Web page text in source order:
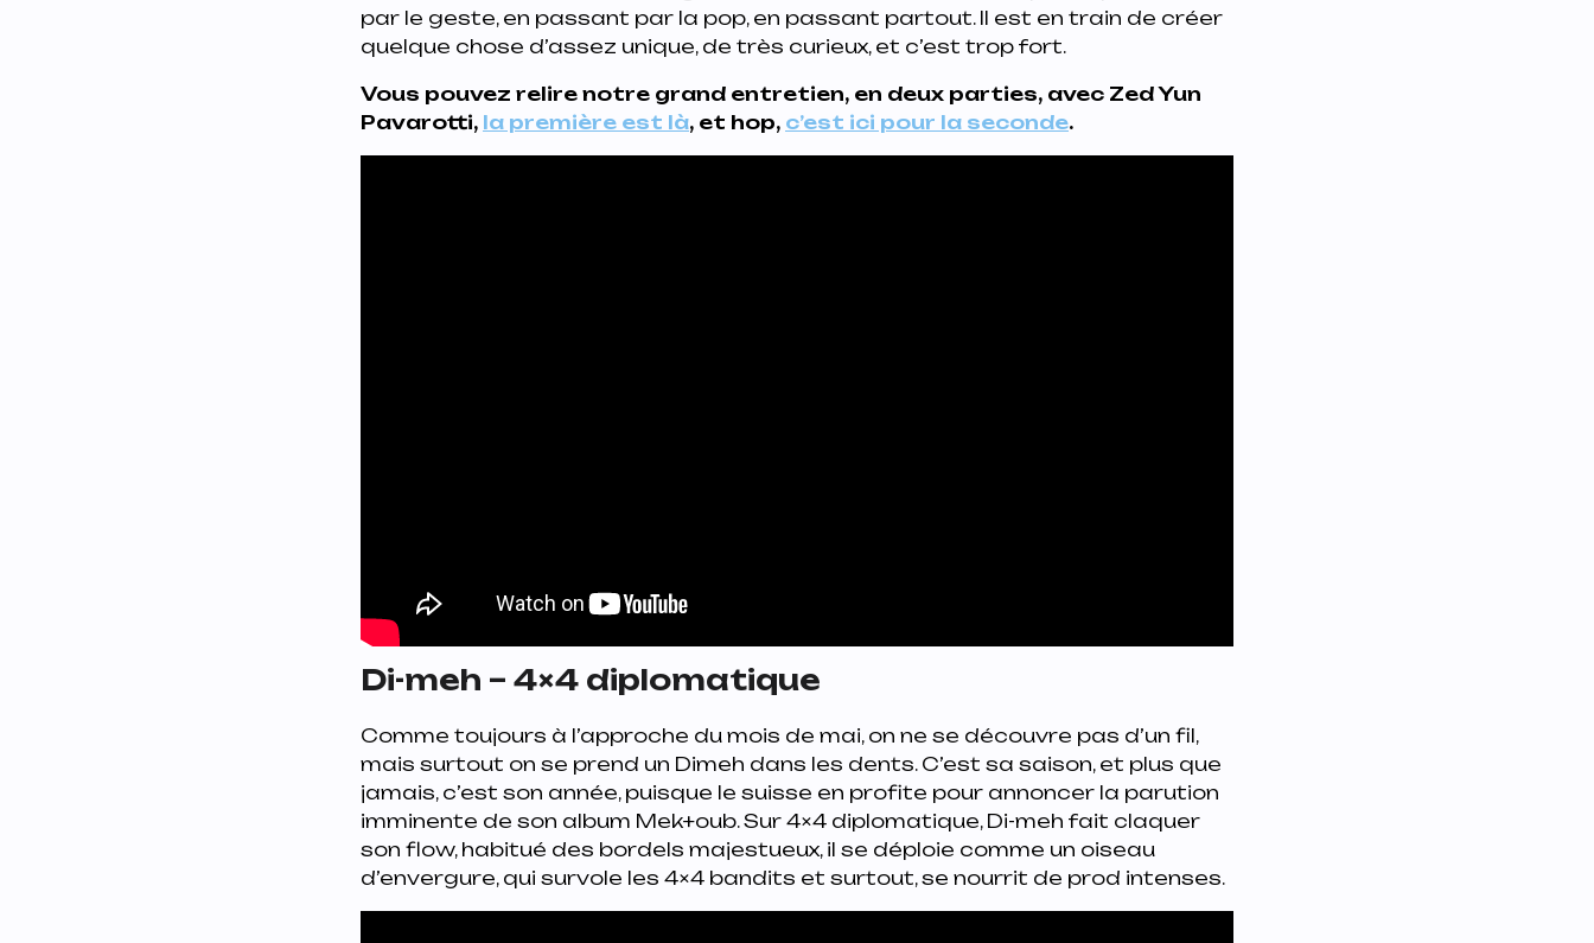
par le geste, en passant par la pop, en passant partout. Il est en train de créer
quelque chose d’assez unique, de très curieux, et c’est trop fort.
Vous pouvez relire notre grand entretien, en deux parties, avec Zed Yun
Pavarotti, la première est là, et hop, c’est ici pour la seconde.
Di-meh – 4×4 diplomatique
Comme toujours à l’approche du mois de mai, on ne se découvre pas d’un fil,
mais surtout on se prend un Dimeh dans les dents. C’est sa saison, et plus que
jamais, c’est son année, puisque le suisse en profite pour annoncer la parution
imminente de son album Mek+oub. Sur 4×4 diplomatique, Di-meh fait claquer
son flow, habitué des bordels majestueux, il se déploie comme un oiseau
d’envergure, qui survole les 4×4 bandits et surtout, se nourrit de prod intenses.